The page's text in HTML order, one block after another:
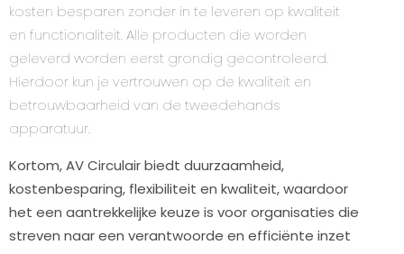
kosten besparen zonder in te leveren op kwaliteit
en functionaliteit. Alle producten die worden
geleverd worden eerst grondig gecontroleerd.
Hierdoor kun je vertrouwen op de kwaliteit en
betrouwbaarheid van de tweedehands
apparatuur.
Kortom, AV Circulair biedt duurzaamheid,
kostenbesparing, flexibiliteit en kwaliteit, waardoor
het een aantrekkelijke keuze is voor organisaties die
streven naar een verantwoorde en efficiënte inzet